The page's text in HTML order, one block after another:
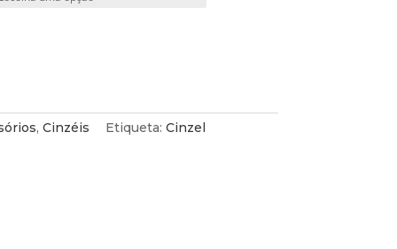
, Cinzéis Etiqueta: Cinzel